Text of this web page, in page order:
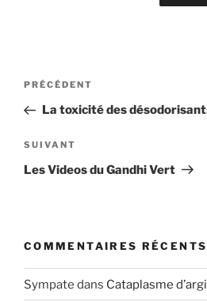
Navigation
l’article
Article
précédent
PRÉCÉDENT
La toxicité des
Article
suivant
SUIVANT
Les Videos du Gandhi Vert
COMMENTAIRES RÉCENTS
Sympate dans Cataplasme